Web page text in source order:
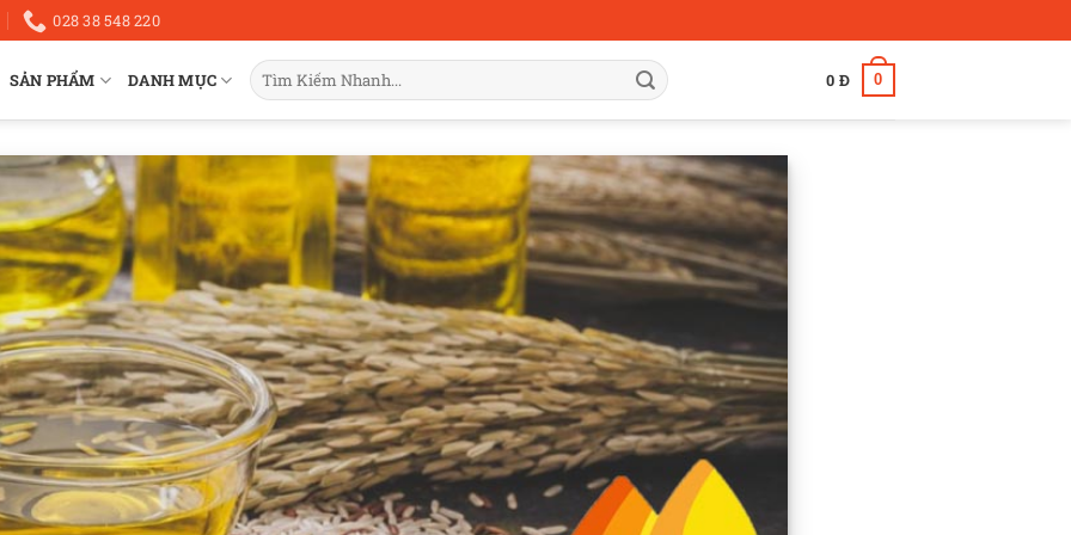
028 38 548 220
SẢN PHẨM DANH MỤC
Tìm
kiếm:
0 Đ 0